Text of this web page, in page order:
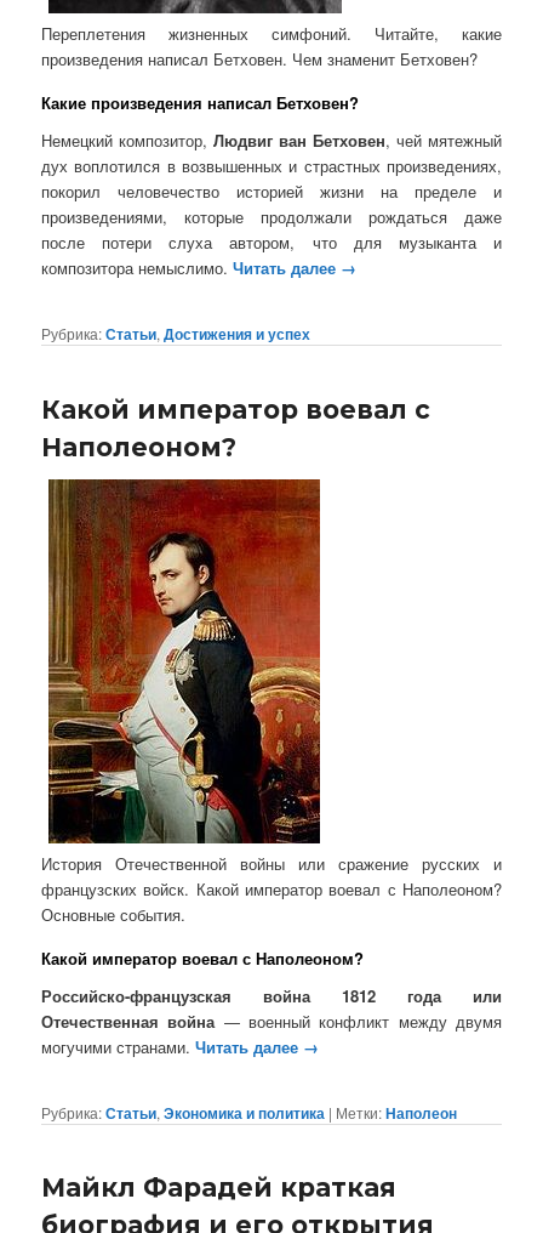
Переплетения жизненных симфоний. Читайте, какие
произведения написал Бетховен. Чем знаменит Бетховен?
Какие произведения написал Бетховен?
Немецкий композитор,Людвиг ван Бетховен, чей мятежный
дух воплотился в возвышенных и страстных произведениях,
покорил человечество историей жизни на пределе и
произведениями, которые продолжали рождаться даже
после потери слуха автором, что для музыканта и
композитора немыслимо.Читать далее →
Рубрика:Статьи,Достижения и успех
Какой император воевал с
Наполеоном?
История Отечественной войны или сражение русских и
французских войск. Какой император воевал с Наполеоном?
Основные события.
Какой император воевал с Наполеоном?
Российско-французская война 1812 года или
Отечественная война— военный конфликт между двумя
могучими странами. Читать далее →
Рубрика:Статьи,Экономика и политика | Метки:Наполеон
Майкл Фарадей краткая
биография и его открытия